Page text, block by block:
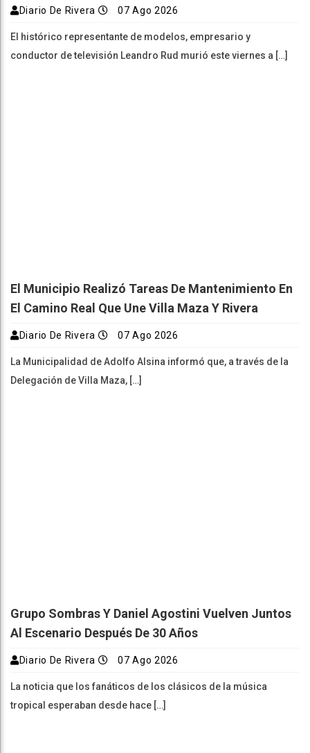
Diario De Rivera 07 Ago 2026
El histórico representante de modelos, empresario y
conductor de televisión Leandro Rud murió este viernes a […]
El Municipio Realizó Tareas De Mantenimiento En
El Camino Real Que Une Villa Maza Y Rivera
Diario De Rivera 07 Ago 2026
La Municipalidad de Adolfo Alsina informó que, a través de la
Delegación de Villa Maza, […]
Grupo Sombras Y Daniel Agostini Vuelven Juntos
Al Escenario Después De 30 Años
Diario De Rivera 07 Ago 2026
La noticia que los fanáticos de los clásicos de la música
tropical esperaban desde hace […]